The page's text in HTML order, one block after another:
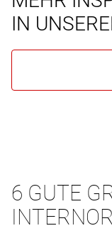
IN
6 GUTE